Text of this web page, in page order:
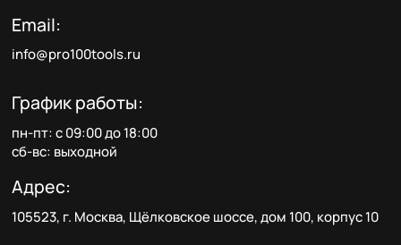
Email:
info@pro100tools.ru
График работы:
пн-пт: с 09:00 до 18:00
сб-вс: выходной
Адрес:
105523, г. Москва, Щёлковское шоссе, дом 100, корпус 10